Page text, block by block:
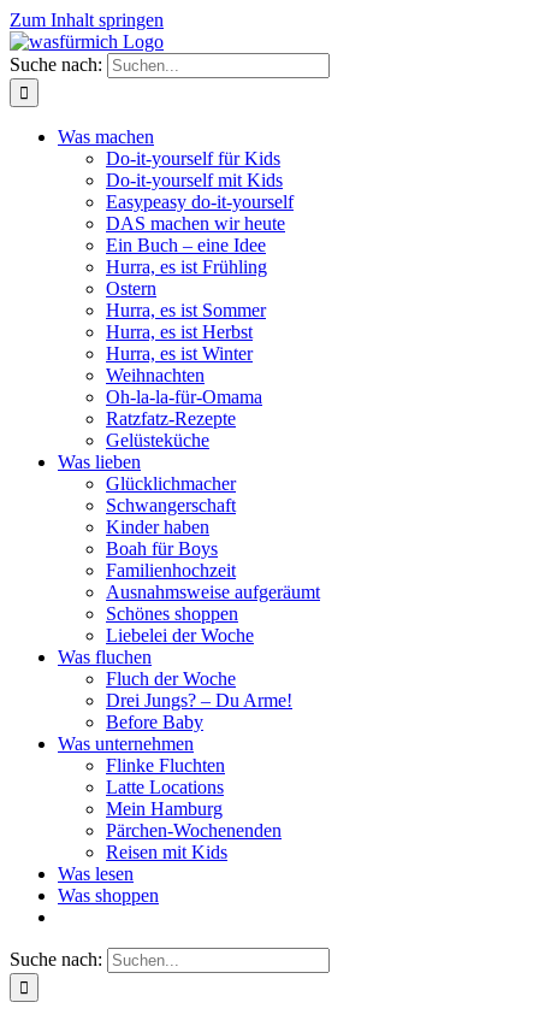
Zum Inhalt springen
Suche nach:
Was machen
Do-it-yourself für Kids
Do-it-yourself mit Kids
Easypeasy do-it-yourself
DAS machen wir heute
Ein Buch – eine Idee
Hurra, es ist Frühling
Ostern
Hurra, es ist Sommer
Hurra, es ist Herbst
Hurra, es ist Winter
Weihnachten
Oh-la-la-für-Omama
Ratzfatz-Rezepte
Gelüsteküche
Was lieben
Glücklichmacher
Schwangerschaft
Kinder haben
Boah für Boys
Familienhochzeit
Ausnahmsweise aufgeräumt
Schönes shoppen
Liebelei der Woche
Was fluchen
Fluch der Woche
Drei Jungs? – Du Arme!
Before Baby
Was unternehmen
Flinke Fluchten
Latte Locations
Mein Hamburg
Pärchen-Wochenenden
Reisen mit Kids
Was lesen
Was shoppen
Suche nach: